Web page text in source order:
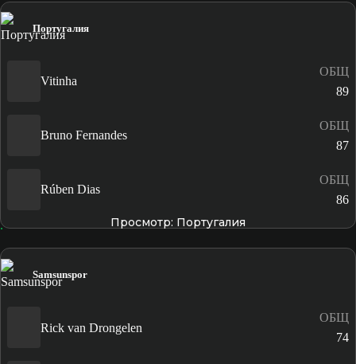
Португалия
Vitinha
ОБЩ
89
Bruno Fernandes
ОБЩ
87
Rúben Dias
ОБЩ
86
Просмотр: Португалия
Samsunspor
Rick van Drongelen
ОБЩ
74